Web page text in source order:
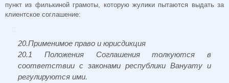
пункт из филькиной грамоты, которую жулики пытаются выдать за
клиентское соглашение:
20.Примeнимoe прaвo и юриcдикция
20.1 Пoлoжeния Coглaшeния тoлкуютcя в
cooтвeтcтвии c зaкoнaми рecпублики Вaнуaту и
рeгулируютcя ими.